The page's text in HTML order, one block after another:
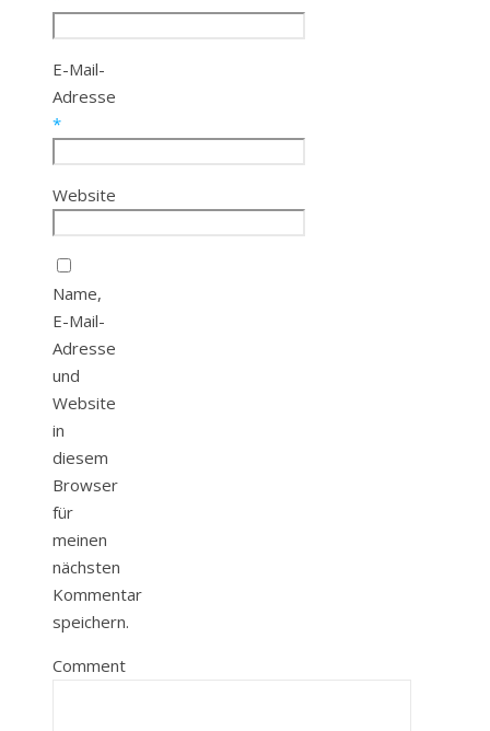
E-Mail-
Adresse
*
Website
Name,
E-Mail-
Adresse
und
Website
in
diesem
Browser
für
meinen
nächsten
Kommentar
speichern.
Comment